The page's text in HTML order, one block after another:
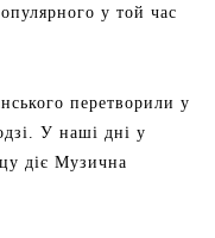
у той час
перетворили у
У наші дні у
діє Музична